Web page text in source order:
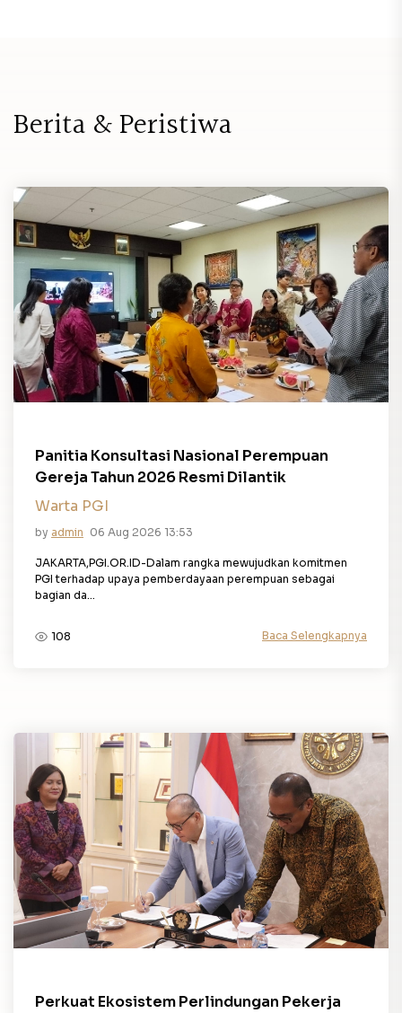
Berita&Peristiwa
Panitia Konsultasi Nasional Perempuan
Gereja Tahun 2026 Resmi Dilantik
Warta PGI
by admin 06 Aug 2026 13:53
JAKARTA,PGI.OR.ID-Dalam rangka mewujudkan komitmen
PGI terhadap upaya pemberdayaan perempuan sebagai
bagian da...
108 Baca Selengkapnya
Perkuat Ekosistem Perlindungan Pekerja